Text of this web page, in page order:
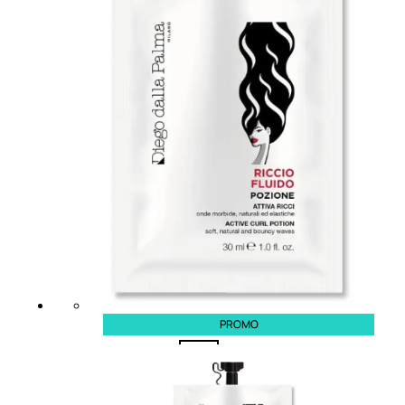
Fiale
Sieri e Cristalli
Colorazione
Shampoo
PROMO